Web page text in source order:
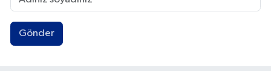
Gönder